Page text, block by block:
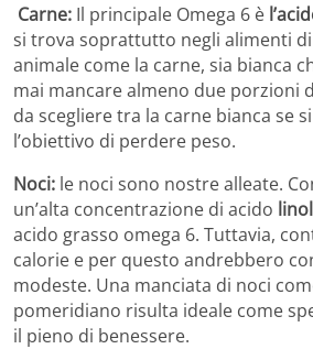
Carne: Il principale Omega 6 è
si trova soprattutto negli alimenti
animale come la carne, sia bianca
mai mancare almeno due porzioni
da scegliere tra la carne bianca se
l’obiettivo di perdere peso.
Noci: le noci sono nostre alleate.
un’alta concentrazione di acido
acido grasso omega 6. Tuttavia,
calorie e per questo andrebbero
modeste. Una manciata di noci
pomeridiano risulta ideale come
il pieno di benessere.